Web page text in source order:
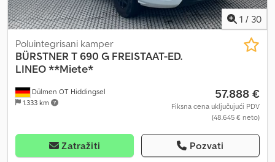
1 / 30
Dülmen OT Hiddingsel
1.333 km
Poluintegrisani kamper
BÜRSTNER T 690 G FREISTAAT-ED.
LINEO **Miete*
57.888 €
Fiksna cena uključujući PDV
(48.645 € neto)
Zatražiti Pozvati